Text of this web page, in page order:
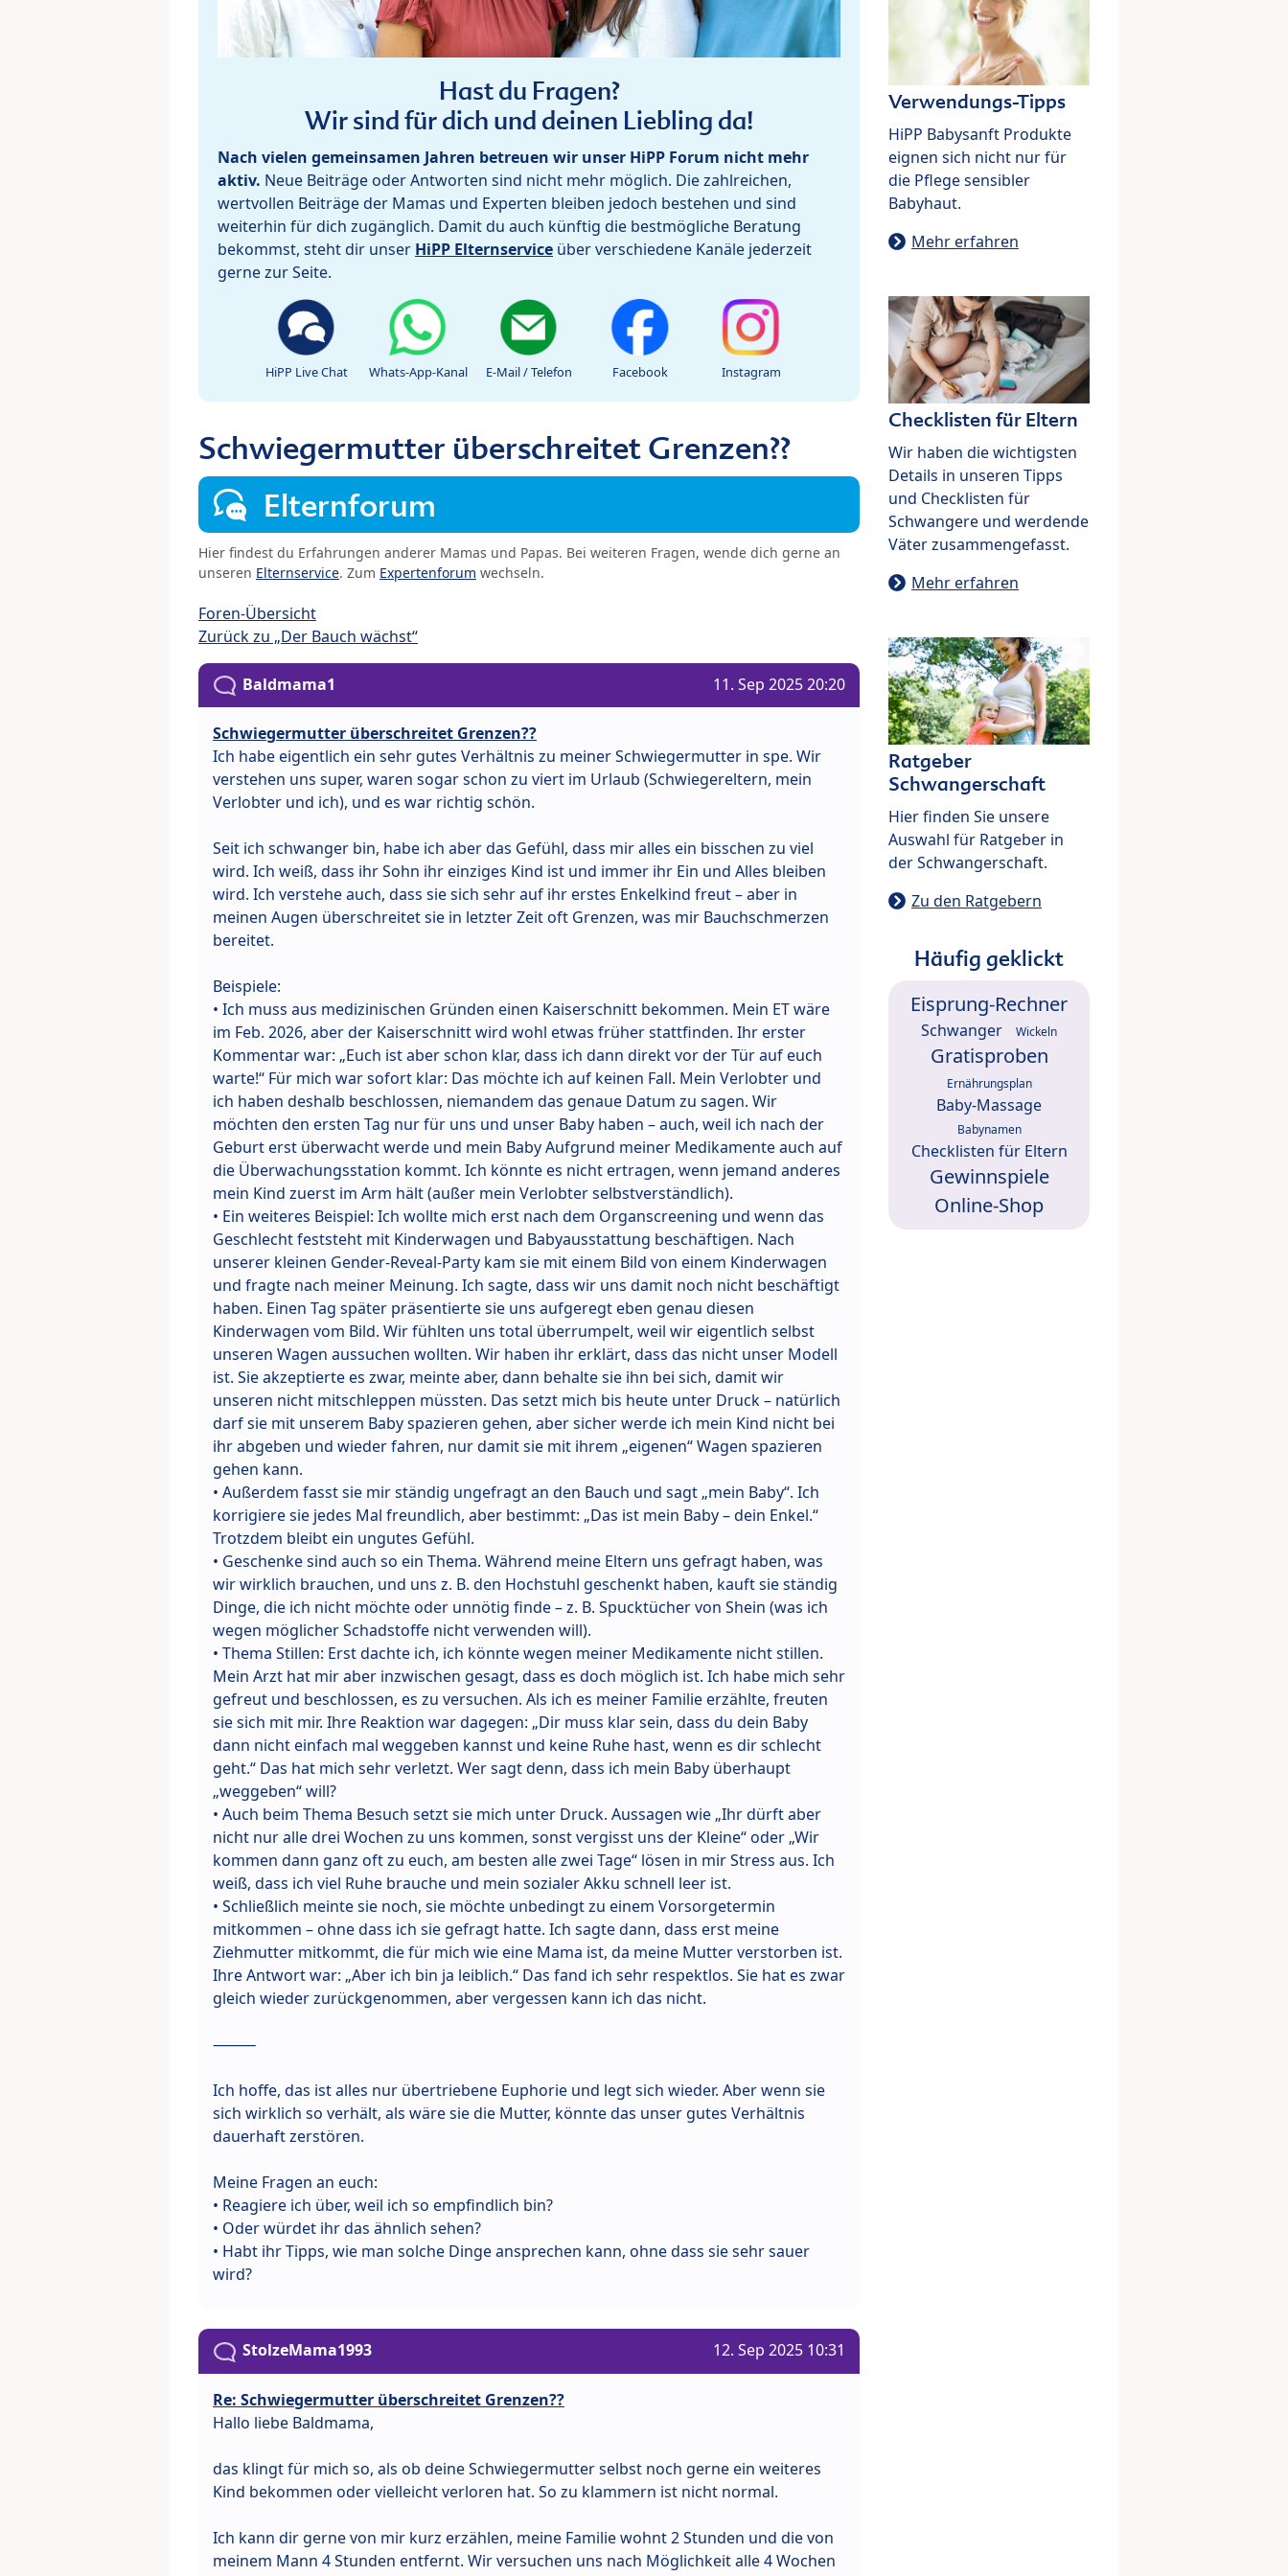
Hast du Fragen?
Wir sind für dich und deinen Liebling da!
Nach vielen gemeinsamen Jahren betreuen wir unser HiPP Forum nicht mehr
aktiv. Neue Beiträge oder Antworten sind nicht mehr möglich. Die zahlreichen,
wertvollen Beiträge der Mamas und Experten bleiben jedoch bestehen und sind
weiterhin für dich zugänglich. Damit du auch künftig die bestmögliche Beratung
bekommst, steht dir unser HiPP Elternservice über verschiedene Kanäle jederzeit
gerne zur Seite.
HiPP Live Chat Whats-App-Kanal E-Mail / Telefon Facebook Instagram
Schwiegermutter überschreitet Grenzen??
Elternforum
Hier findest du Erfahrungen anderer Mamas und Papas. Bei weiteren Fragen, wende dich gerne an
unseren Elternservice. Zum Expertenforum wechseln.
Foren-Übersicht
Zurück zu „Der Bauch wächst“
Baldmama1 11. Sep 2025 20:20
Schwiegermutter überschreitet Grenzen??
Ich habe eigentlich ein sehr gutes Verhältnis zu meiner Schwiegermutter in spe. Wir
verstehen uns super, waren sogar schon zu viert im Urlaub (Schwiegereltern, mein
Verlobter und ich), und es war richtig schön.
Seit ich schwanger bin, habe ich aber das Gefühl, dass mir alles ein bisschen zu viel
wird. Ich weiß, dass ihr Sohn ihr einziges Kind ist und immer ihr Ein und Alles bleiben
wird. Ich verstehe auch, dass sie sich sehr auf ihr erstes Enkelkind freut – aber in
meinen Augen überschreitet sie in letzter Zeit oft Grenzen, was mir Bauchschmerzen
bereitet.
Beispiele:
• Ich muss aus medizinischen Gründen einen Kaiserschnitt bekommen. Mein ET wäre
im Feb. 2026, aber der Kaiserschnitt wird wohl etwas früher stattfinden. Ihr erster
Kommentar war: „Euch ist aber schon klar, dass ich dann direkt vor der Tür auf euch
warte!“ Für mich war sofort klar: Das möchte ich auf keinen Fall. Mein Verlobter und
ich haben deshalb beschlossen, niemandem das genaue Datum zu sagen. Wir
möchten den ersten Tag nur für uns und unser Baby haben – auch, weil ich nach der
Geburt erst überwacht werde und mein Baby Aufgrund meiner Medikamente auch auf
die Überwachungsstation kommt. Ich könnte es nicht ertragen, wenn jemand anderes
mein Kind zuerst im Arm hält (außer mein Verlobter selbstverständlich).
• Ein weiteres Beispiel: Ich wollte mich erst nach dem Organscreening und wenn das
Geschlecht feststeht mit Kinderwagen und Babyausstattung beschäftigen. Nach
unserer kleinen Gender-Reveal-Party kam sie mit einem Bild von einem Kinderwagen
und fragte nach meiner Meinung. Ich sagte, dass wir uns damit noch nicht beschäftigt
haben. Einen Tag später präsentierte sie uns aufgeregt eben genau diesen
Kinderwagen vom Bild. Wir fühlten uns total überrumpelt, weil wir eigentlich selbst
unseren Wagen aussuchen wollten. Wir haben ihr erklärt, dass das nicht unser Modell
ist. Sie akzeptierte es zwar, meinte aber, dann behalte sie ihn bei sich, damit wir
unseren nicht mitschleppen müssten. Das setzt mich bis heute unter Druck – natürlich
darf sie mit unserem Baby spazieren gehen, aber sicher werde ich mein Kind nicht bei
ihr abgeben und wieder fahren, nur damit sie mit ihrem „eigenen“ Wagen spazieren
gehen kann.
• Außerdem fasst sie mir ständig ungefragt an den Bauch und sagt „mein Baby“. Ich
korrigiere sie jedes Mal freundlich, aber bestimmt: „Das ist mein Baby – dein Enkel.“
Trotzdem bleibt ein ungutes Gefühl.
• Geschenke sind auch so ein Thema. Während meine Eltern uns gefragt haben, was
wir wirklich brauchen, und uns z. B. den Hochstuhl geschenkt haben, kauft sie ständig
Dinge, die ich nicht möchte oder unnötig finde – z. B. Spucktücher von Shein (was ich
wegen möglicher Schadstoffe nicht verwenden will).
• Thema Stillen: Erst dachte ich, ich könnte wegen meiner Medikamente nicht stillen.
Mein Arzt hat mir aber inzwischen gesagt, dass es doch möglich ist. Ich habe mich sehr
gefreut und beschlossen, es zu versuchen. Als ich es meiner Familie erzählte, freuten
sie sich mit mir. Ihre Reaktion war dagegen: „Dir muss klar sein, dass du dein Baby
dann nicht einfach mal weggeben kannst und keine Ruhe hast, wenn es dir schlecht
geht.“ Das hat mich sehr verletzt. Wer sagt denn, dass ich mein Baby überhaupt
„weggeben“ will?
• Auch beim Thema Besuch setzt sie mich unter Druck. Aussagen wie „Ihr dürft aber
nicht nur alle drei Wochen zu uns kommen, sonst vergisst uns der Kleine“ oder „Wir
kommen dann ganz oft zu euch, am besten alle zwei Tage“ lösen in mir Stress aus. Ich
weiß, dass ich viel Ruhe brauche und mein sozialer Akku schnell leer ist.
• Schließlich meinte sie noch, sie möchte unbedingt zu einem Vorsorgetermin
mitkommen – ohne dass ich sie gefragt hatte. Ich sagte dann, dass erst meine
Ziehmutter mitkommt, die für mich wie eine Mama ist, da meine Mutter verstorben ist.
Ihre Antwort war: „Aber ich bin ja leiblich.“ Das fand ich sehr respektlos. Sie hat es zwar
gleich wieder zurückgenommen, aber vergessen kann ich das nicht.
⸻
Ich hoffe, das ist alles nur übertriebene Euphorie und legt sich wieder. Aber wenn sie
sich wirklich so verhält, als wäre sie die Mutter, könnte das unser gutes Verhältnis
dauerhaft zerstören.
Meine Fragen an euch:
• Reagiere ich über, weil ich so empfindlich bin?
• Oder würdet ihr das ähnlich sehen?
• Habt ihr Tipps, wie man solche Dinge ansprechen kann, ohne dass sie sehr sauer
wird?
StolzeMama1993 12. Sep 2025 10:31
Re: Schwiegermutter überschreitet Grenzen??
Hallo liebe Baldmama,
das klingt für mich so, als ob deine Schwiegermutter selbst noch gerne ein weiteres
Kind bekommen oder vielleicht verloren hat. So zu klammern ist nicht normal.
Ich kann dir gerne von mir kurz erzählen, meine Familie wohnt 2 Stunden und die von
meinem Mann 4 Stunden entfernt. Wir versuchen uns nach Möglichkeit alle 4 Wochen
Verwendungs-Tipps
HiPP Babysanft Produkte
eignen sich nicht nur für
die Pflege sensibler
Babyhaut.
Mehr erfahren
Checklisten für Eltern
Wir haben die wichtigsten
Details in unseren Tipps
und Checklisten für
Schwangere und werdende
Väter zusammengefasst.
Mehr erfahren
Ratgeber
Schwangerschaft
Hier finden Sie unsere
Auswahl für Ratgeber in
der Schwangerschaft.
Zu den Ratgebern
Häufig geklickt
Eisprung-Rechner
Schwanger Wickeln
Gratisproben
Ernährungsplan
Baby-Massage
Babynamen
Checklisten für Eltern
Gewinnspiele
Online-Shop